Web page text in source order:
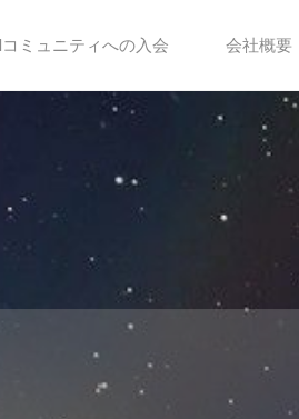
ミュニティへの入会 会社概要